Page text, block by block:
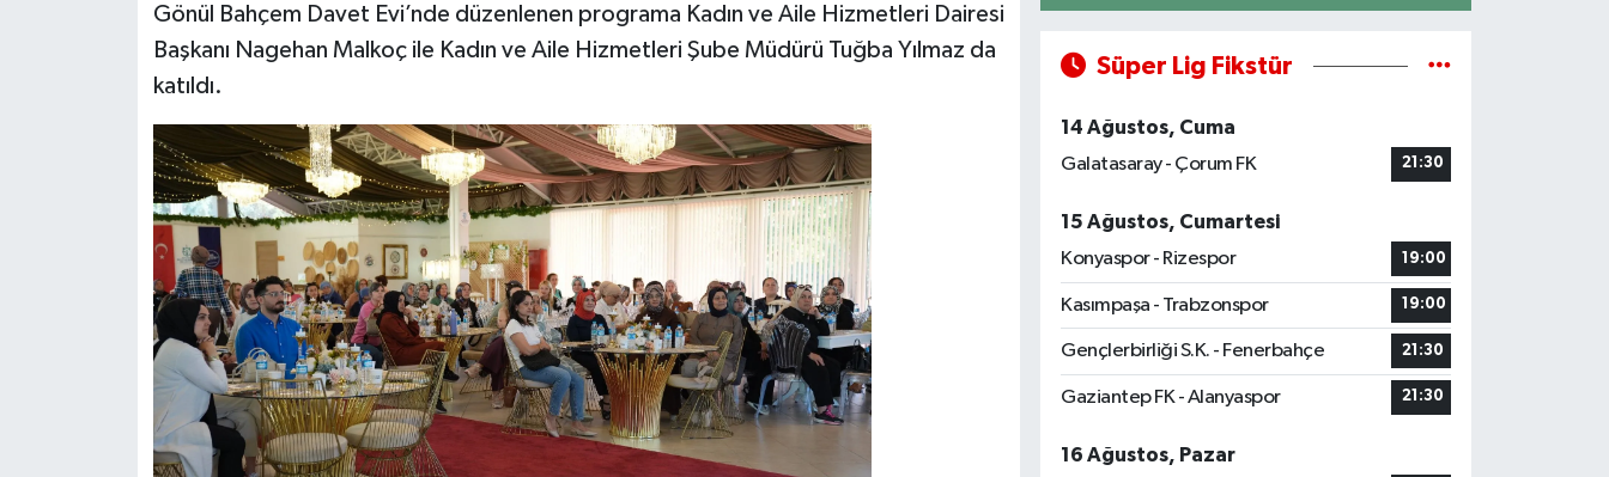
Gönül Bahçem Davet Evi’nde düzenlenen programa Kadın ve Aile Hizmetleri Dairesi
Başkanı Nagehan Malkoç ile Kadın ve Aile Hizmetleri Şube Müdürü Tuğba Yılmaz da
katıldı.
Süper Lig Fikstür
14 Ağustos, Cuma
Galatasaray - Çorum FK
21:30
15 Ağustos, Cumartesi
Konyaspor - Rizespor
19:00
Kasımpaşa - Trabzonspor 19:00
Gençlerbirliği S.K. - Fenerbahçe 21:30
Gaziantep FK - Alanyaspor 21:30
16 Ağustos, Pazar